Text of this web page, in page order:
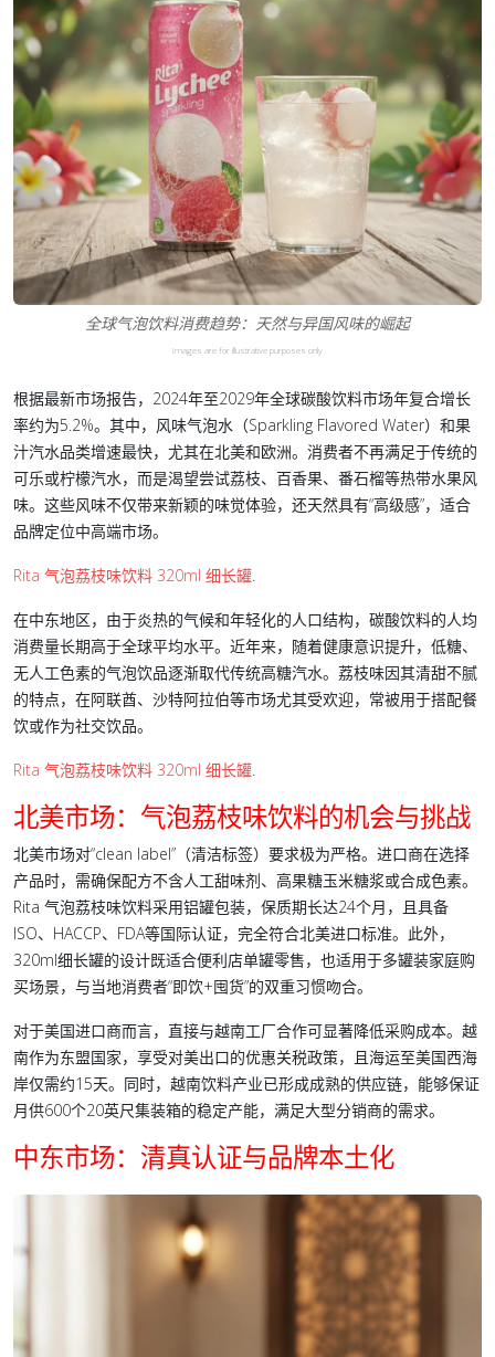
全球气泡饮料消费趋势：天然与异国风味的崛起
Images are for illustrative purposes only
根据最新市场报告，2024年至2029年全球碳酸饮料市场年复合增长
率约为5.2%。其中，风味气泡水（Sparkling Flavored Water）和果
汁汽水品类增速最快，尤其在北美和欧洲。消费者不再满足于传统的
可乐或柠檬汽水，而是渴望尝试荔枝、百香果、番石榴等热带水果风
味。这些风味不仅带来新颖的味觉体验，还天然具有“高级感”，适合
品牌定位中高端市场。
Rita 气泡荔枝味饮料 320ml 细长罐.
在中东地区，由于炎热的气候和年轻化的人口结构，碳酸饮料的人均
消费量长期高于全球平均水平。近年来，随着健康意识提升，低糖、
无人工色素的气泡饮品逐渐取代传统高糖汽水。荔枝味因其清甜不腻
的特点，在阿联酋、沙特阿拉伯等市场尤其受欢迎，常被用于搭配餐
饮或作为社交饮品。
Rita 气泡荔枝味饮料 320ml 细长罐.
北美市场：气泡荔枝味饮料的机会与挑战
北美市场对“clean label”（清洁标签）要求极为严格。进口商在选择
产品时，需确保配方不含人工甜味剂、高果糖玉米糖浆或合成色素。
Rita 气泡荔枝味饮料采用铝罐包装，保质期长达24个月，且具备
ISO、HACCP、FDA等国际认证，完全符合北美进口标准。此外，
320ml细长罐的设计既适合便利店单罐零售，也适用于多罐装家庭购
买场景，与当地消费者“即饮+囤货”的双重习惯吻合。
对于美国进口商而言，直接与越南工厂合作可显著降低采购成本。越
南作为东盟国家，享受对美出口的优惠关税政策，且海运至美国西海
岸仅需约15天。同时，越南饮料产业已形成成熟的供应链，能够保证
月供600个20英尺集装箱的稳定产能，满足大型分销商的需求。
中东市场：清真认证与品牌本土化